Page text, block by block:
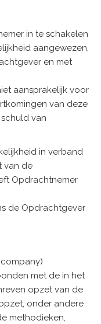
in te schakelen
aangewezen,
en met
aansprakelijk voor
van deze
van
in verband
van de
Opdrachtnemer
de Opdrachtgever
met de in het
opzet van de
onder andere
methodieken,